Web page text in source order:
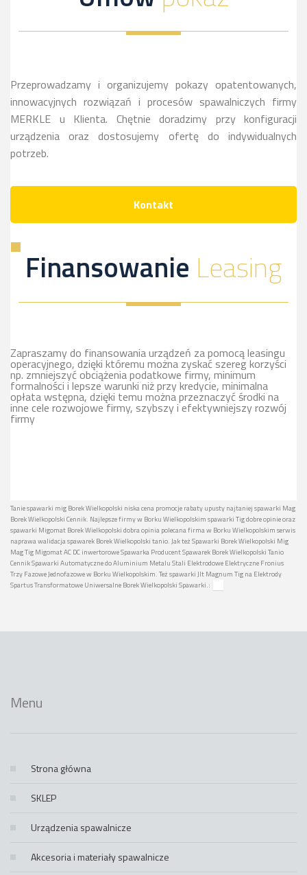
sie
więcej
dowiesz
sie
Przeprowadzamy i organizujemy pokazy opatentowanych,
innowacyjnych rozwiązań i procesów spawalniczych firmy
MERKLE u Klienta. Chętnie doradzimy przy konfiguracji
urządzenia oraz dostosujemy ofertę do indywidualnych
potrzeb.
Kontakt
Finansowanie Leasing
Zapraszamy do finansowania urządzeń za pomocą leasingu
operacyjnego, dzięki któremu można zyskać szereg korzyści
np. zmniejszyć obciążenia podatkowe firmy, minimum
formalności i lepsze warunki niż przy kredycie, minimalna
opłata wstępna, dzięki temu można przeznaczyć środki na
inne cele rozwojowe firmy, szybszy i efektywniejszy rozwój
firmy
Tanie spawarki mig Borek Wielkopolski niska cena promocje rabaty upusty najtaniej spawarki Mag
Borek Wielkopolski Cennik. Najlepsze firmy w Borku Wielkopolskim spawarki Tig dobre opinie oraz
spawarki Migomat Borek Wielkopolski dobra opinia polecana firma w Borku Wielkopolskim serwis
naprawa walidacja spawarek Borek Wielkopolski tanio. Jak też Spawarki Borek Wielkopolski Mig
Mag Tig Migomat AC DC inwertorowe Spawarka Producent Spawarek Borek Wielkopolski Tanio
Cennik Spawarki Automatyczne do Aluminium Metalu Stali Elektrodowe Elektryczne Fronius
Trzy Fazowe Jednofazowe w Borku Wielkopolskim. Też spawarki Jlt Magnum Tig na Elektrody
Spartus Transformatowe Uniwersalne Borek Wielkopolski Spawarki.:
Menu
Strona główna
SKLEP
Urządzenia spawalnicze
Akcesoria i materiały spawalnicze